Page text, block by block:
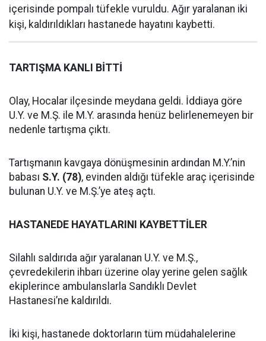
içerisinde pompalı tüfekle vuruldu. Ağır yaralanan iki
kişi, kaldırıldıkları hastanede hayatını kaybetti.
TARTIŞMA KANLI BİTTİ
Olay, Hocalar ilçesinde meydana geldi. İddiaya göre
U.Y. ve M.Ş. ile M.Y. arasında henüz belirlenemeyen bir
nedenle tartışma çıktı.
Tartışmanın kavgaya dönüşmesinin ardından M.Y.’nin
babası S.Y. (78), evinden aldığı tüfekle araç içerisinde
bulunan U.Y. ve M.Ş.’ye ateş açtı.
HASTANEDE HAYATLARINI KAYBETTİLER
Silahlı saldırıda ağır yaralanan U.Y. ve M.Ş.,
çevredekilerin ihbarı üzerine olay yerine gelen sağlık
ekiplerince ambulanslarla Sandıklı Devlet
Hastanesi’ne kaldırıldı.
İki kişi, hastanede doktorların tüm müdahalelerine